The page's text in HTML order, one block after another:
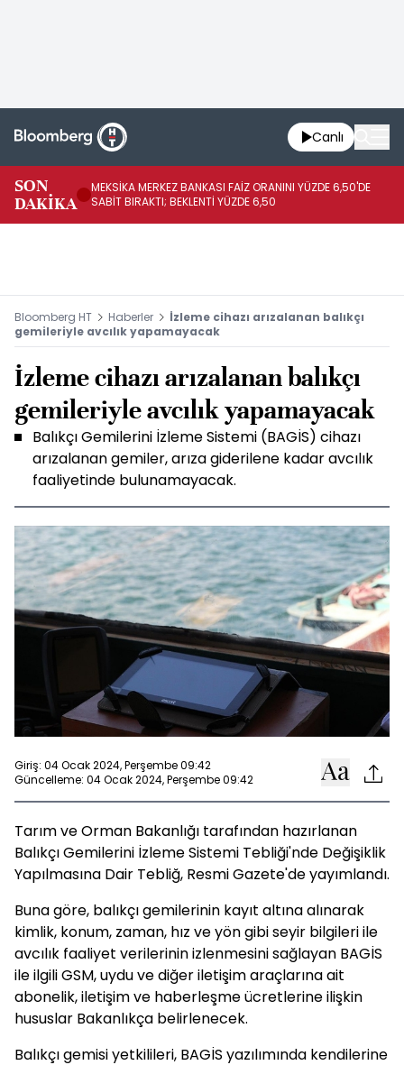
Canlı
SON
DAKİKA
MEKSİKA MERKEZ BANKASI FAİZ ORANINI YÜZDE 6,50'DE
SABİT BIRAKTI; BEKLENTİ YÜZDE 6,50
Bloomberg HT Haberler
İzleme cihazı arızalanan balıkçı
gemileriyle avcılık yapamayacak
İzleme cihazı arızalanan balıkçı
gemileriyle avcılık yapamayacak
Balıkçı Gemilerini İzleme Sistemi (BAGİS) cihazı
arızalanan gemiler, arıza giderilene kadar avcılık
faaliyetinde bulunamayacak.
Giriş: 04 Ocak 2024, Perşembe 09:42
Güncelleme: 04 Ocak 2024, Perşembe 09:42
Tarım ve Orman Bakanlığı tarafından hazırlanan
Balıkçı Gemilerini İzleme Sistemi Tebliği'nde Değişiklik
Yapılmasına Dair Tebliğ, Resmi Gazete'de yayımlandı.
Buna göre, balıkçı gemilerinin kayıt altına alınarak
kimlik, konum, zaman, hız ve yön gibi seyir bilgileri ile
avcılık faaliyet verilerinin izlenmesini sağlayan BAGİS
ile ilgili GSM, uydu ve diğer iletişim araçlarına ait
abonelik, iletişim ve haberleşme ücretlerine ilişkin
hususlar Bakanlıkça belirlenecek.
Balıkçı gemisi yetkilileri, BAGİS yazılımında kendilerine